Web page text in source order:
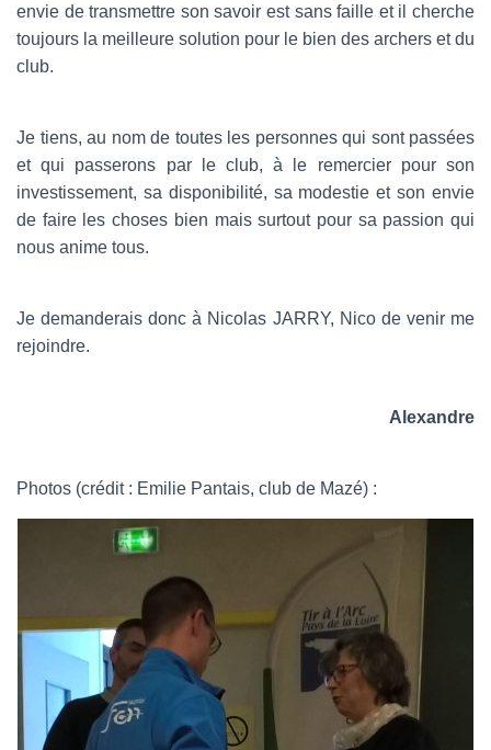
envie de transmettre son savoir est sans faille et il cherche
toujours la meilleure solution pour le bien des archers et du
club.
Je tiens, au nom de toutes les personnes qui sont passées
et qui passerons par le club, à le remercier pour son
investissement, sa disponibilité, sa modestie et son envie
de faire les choses bien mais surtout pour sa passion qui
nous anime tous.
Je demanderais donc à Nicolas JARRY, Nico de venir me
rejoindre.
Alexandre
Photos (crédit : Emilie Pantais, club de Mazé) :